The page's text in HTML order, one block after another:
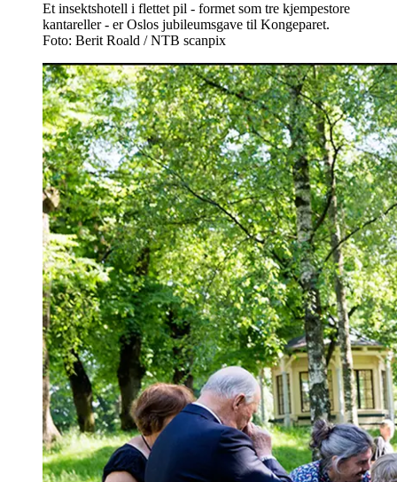
Et insektshotell i flettet pil - formet som tre kjempestore
kantareller - er Oslos jubileumsgave til Kongeparet.
Foto: Berit Roald / NTB scanpix